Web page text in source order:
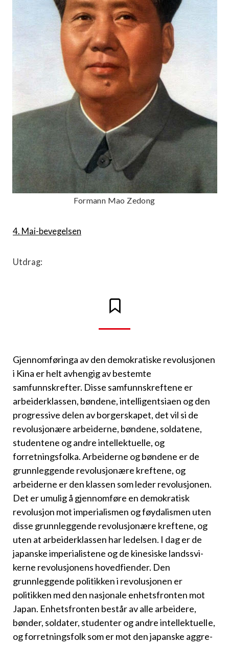
Formann Mao Zedong
4. Mai-bevegelsen
Utdrag:
Gjennomføringa av den demokratiske revolusjonen
i Kina er helt av­hengig av bestemte
samfunnskrefter. Disse samfunnskreftene er
arbei­derklassen, bøndene, intelligentsiaen og den
progressive delen av bor­gerskapet, det vil si de
revolusjonære arbeiderne, bøndene, soldatene,
studentene og andre intellektuelle, og
forretningsfolka. Arbeiderne og bøndene er de
grunnleggende revolusjonære kreftene, og
arbeiderne er den klassen som leder revolusjonen.
Det er umulig å gjennomføre en demokratisk
revolusjon mot imperialismen og føydalismen uten
disse grunnleggende revolusjonære kreftene, og
uten at arbeiderklassen har ledelsen. I dag er de
japanske imperialistene og de kinesiske landssvi­
kerne revolusjonens hovedfiender. Den
grunnleggende politikken i re­volusjonen er
politikken med den nasjonale enhetsfronten mot
Japan. Enhetsfronten består av alle arbeidere,
bønder, soldater, studenter og andre intellektuelle,
og forretningsfolk som er mot den japanske aggre­